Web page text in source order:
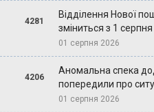
4281
Відділення Нової
зміниться з 1 серпня
01 серпня 2026
4206
Аномальна спека
попередили про
01 серпня 2026